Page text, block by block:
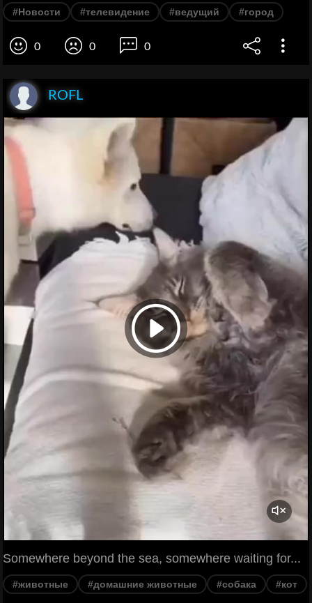
#Новости #телевидение #ведущий #город
0 0 0
ROFL
Somewhere beyond the sea, somewhere waiting for...
#животные #домашние животные #собака #кот